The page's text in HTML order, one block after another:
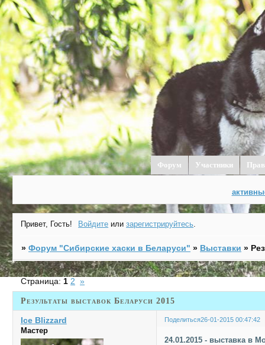
Форум Участники
Привет, Гость! Войдите илизарегистрируйтесь.
»Форум "Cибирские хаски в Беларуси" » Выставки »
Результаты выставок Беларуси 2015
Страница: 1 2 »
Поделиться26-01-2015 00:47:42
Ice Blizzard
Мастер
24.01.2015 - выставка в